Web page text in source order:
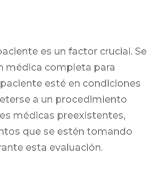
es un factor crucial. Se
médica completa para
esté en condiciones
a un procedimiento
médicas preexistentes,
que se estén tomando
esta evaluación.